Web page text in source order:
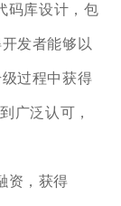
码库设计，包
发者能够以
过程中获得
广泛认可，
资，获得